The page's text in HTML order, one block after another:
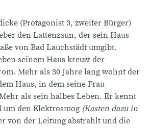
(Protagonist 3, zweiter Bürger)
den Lattenzaun, der sein Haus
von Bad Lauchstädt umgibt.
seinem Haus kreuzt der
Mehr als 30 Jahre lang wohnt der
Haus, in dem seine Frau
als sein halbes Leben. Er kennt
um den Elektrosmog (Kasten dazu in
von der Leitung abstrahlt und die